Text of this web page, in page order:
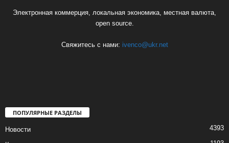
Электронная коммерция, локальная экономика, местная валюта,
open source.
Свяжитесь с нами: ivenco@ukr.net
ПОПУЛЯРНЫЕ РАЗДЕЛЫ
Новости 4393